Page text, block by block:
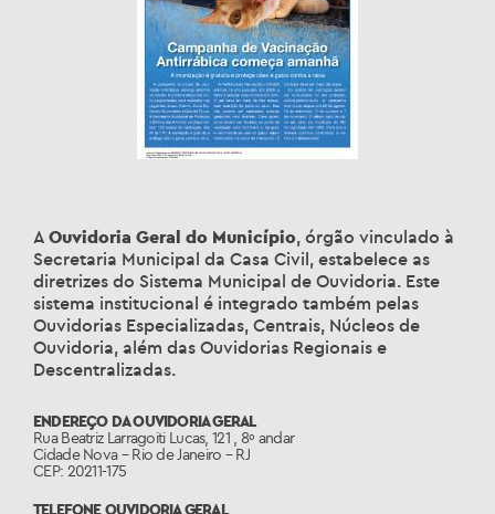
A Ouvidoria Geral do Município, órgão vinculado à
Secretaria Municipal da Casa Civil, estabelece as
diretrizes do Sistema Municipal de Ouvidoria. Este
sistema institucional é integrado também pelas
Ouvidorias Especializadas, Centrais, Núcleos de
Ouvidoria, além das Ouvidorias Regionais e
Descentralizadas.
ENDEREÇO DA OUVIDORIA GERAL
Rua Beatriz Larragoiti Lucas, 121 , 8º andar
Cidade Nova – Rio de Janeiro – RJ
CEP: 20211-175